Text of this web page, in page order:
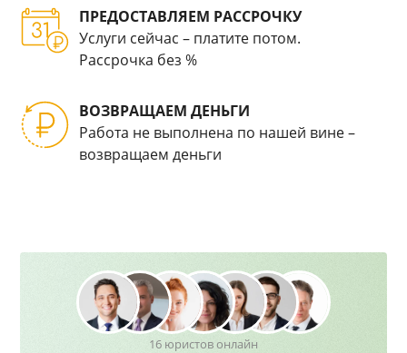
ПРЕДОСТАВЛЯЕМ РАССРОЧКУ
Услуги сейчас – платите потом.
Рассрочка без %
ВОЗВРАЩАЕМ ДЕНЬГИ
Работа не выполнена по нашей вине –
возвращаем деньги
16 юристов онлайн